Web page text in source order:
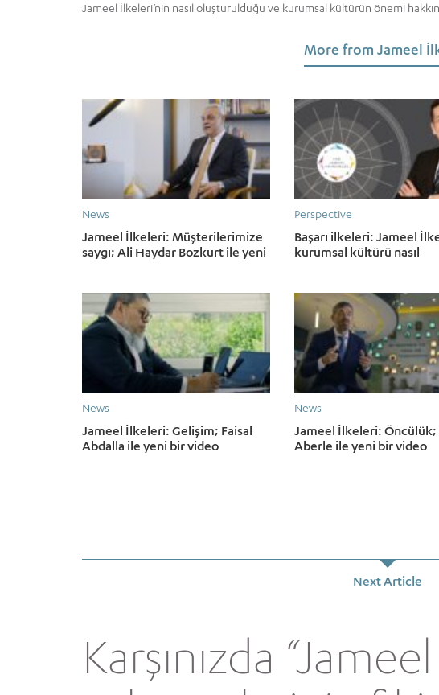
Jameel İlkeleri’nin nasıl oluşturulduğu ve kurumsal kültürün önemi
More from Jameel
News
Jameel İlkeleri: Müşterilerimize
saygı; Ali Haydar Bozkurt ile yeni
News
Jameel İlkeleri: Gelişim; Faisal
Abdalla ile yeni bir video
Perspective
Başarı ilkeleri: Jameel
kurumsal kültürü nasıl
News
Jameel İlkeleri: Öncülük;
Aberle ile yeni bir video
Next Article
Karşınızda